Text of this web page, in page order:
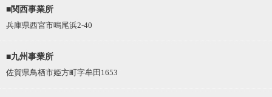
■関西事業所
兵庫県西宮市鳴尾浜2-40
■九州事業所
佐賀県鳥栖市姫方町字牟田1653